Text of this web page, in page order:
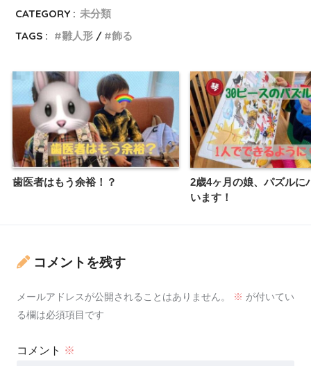
CATEGORY : 未分類
TAGS :
雛人形 飾る
歯医者はもう余裕！？
2歳4ヶ月の娘、パズルに
います！
コメントを残す
メールアドレスが公開されることはありません。 ※ が付いてい
る欄は必須項目です
コメント ※